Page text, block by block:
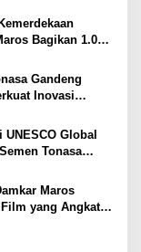
Bagikan 1.000
Gandeng
Inovasi
UNESCO Global
Tonasa
Maros
yang Angkat